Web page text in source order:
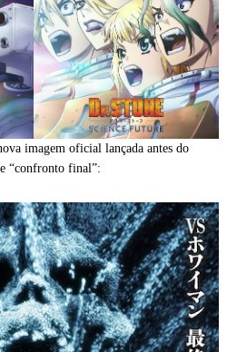
imagem oficial lançada antes do
“confronto final”: